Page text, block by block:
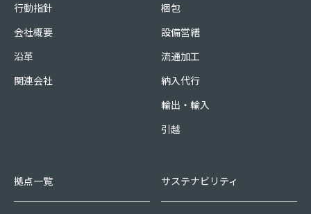
行動指針
会社概要
沿革
関連会社
梱包
設備営繕
流通加工
納入代行
輸出・輸入
引越
拠点一覧 サステナビリティ